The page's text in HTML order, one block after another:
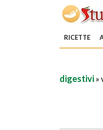
RICETTE
digestivi»